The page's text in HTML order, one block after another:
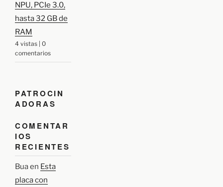
NPU, PCIe 3.0,
hasta 32 GB de
RAM
4 vistas 0
comentarios
PATROCIN
ADORAS
COMENTAR
IOS
RECIENTES
Buaen Esta
placa con